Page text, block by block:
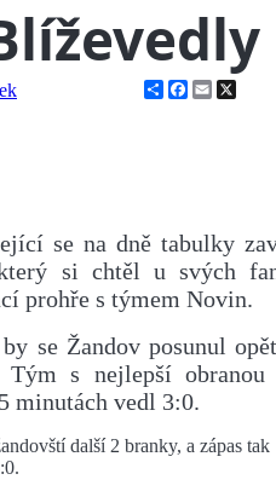
ShareFacebook
Email
se na dně tabulky
si chtěl u svých
prohře s týmem Novin.
se Žandov posunul
Tým s nejlepší obranou
minutách vedl 3:0.
další 2 branky, a zápas